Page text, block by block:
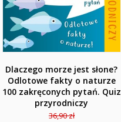
Dlaczego morze jest słone?
Odlotowe fakty o naturze
100 zakręconych pytań. Quiz
przyrodniczy
36,90 zł